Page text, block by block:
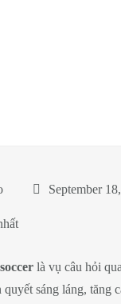
September
là vụ câu hỏi
quyết sáng láng,